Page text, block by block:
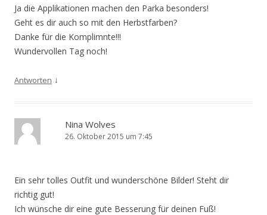
Ja die Applikationen machen den Parka besonders!
Geht es dir auch so mit den Herbstfarben?
Danke für die Komplimnte!!!
Wundervollen Tag noch!
Antworten ↓
Nina Wolves
26. Oktober 2015 um 7:45
Ein sehr tolles Outfit und wunderschöne Bilder! Steht dir
richtig gut!
Ich wünsche dir eine gute Besserung für deinen Fuß!